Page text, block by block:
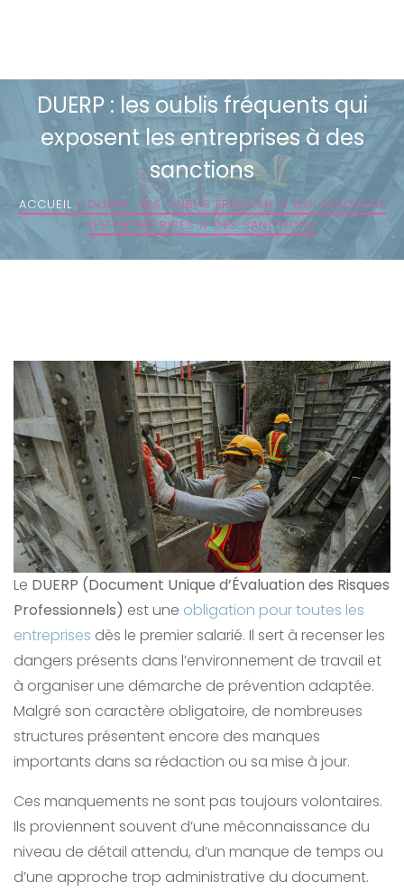
DUERP : les oublis fréquents qui
exposent les entreprises à des
sanctions
ACCUEIL» DUERP : LES OUBLIS FRÉQUENTS QUI EXPOSENT
LES ENTREPRISES À DES SANCTIONS
Le DUERP (Document Unique d’Évaluation des Risques
Professionnels) est une obligation pour toutes les
entreprises dès le premier salarié. Il sert à recenser les
dangers présents dans l’environnement de travail et
à organiser une démarche de prévention adaptée.
Malgré son caractère obligatoire, de nombreuses
structures présentent encore des manques
importants dans sa rédaction ou sa mise à jour.
Ces manquements ne sont pas toujours volontaires.
Ils proviennent souvent d’une méconnaissance du
niveau de détail attendu, d’un manque de temps ou
d’une approche trop administrative du document.